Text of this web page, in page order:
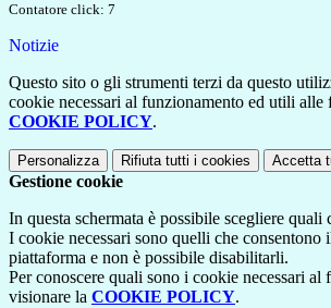
Contatore click: 7
Notizie
Questo sito o gli strumenti terzi da questo
cookie necessari al funzionamento ed utili alle
COOKIE POLICY.
Personalizza Rifiuta tutti i cookies Accetta
Gestione cookie
In questa schermata è possibile scegliere quali
I cookie necessari sono quelli che consentono
piattaforma e non è possibile disabilitarli.
Per conoscere quali sono i cookie necessari al
visionare la COOKIE POLICY.